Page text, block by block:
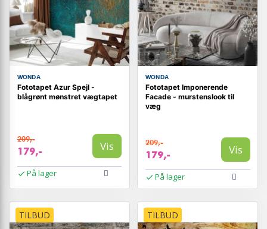
WONDA
Fototapet Azur Spejl -
blågrønt mønstret vægtapet
209,-
179,- Vis
På lager
WONDA
Fototapet Imponerende
Facade - murstenslook til
væg
209,-
179,- Vis
På lager
TILBUD TILBUD